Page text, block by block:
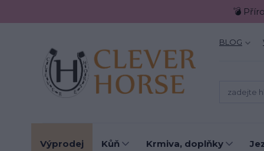
💣
BLOG
Výprodej Kůň Krmiva, doplňky